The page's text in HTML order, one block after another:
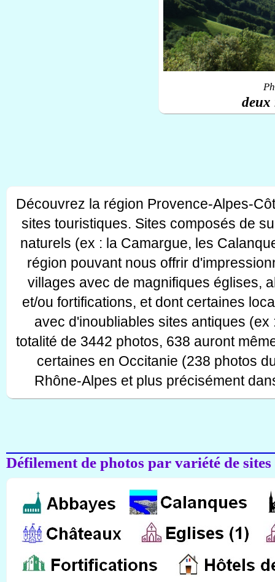
deux
Découvrez la région Provence-Alpes-
sites touristiques. Sites composés de
naturels (ex : la Camargue, les
région pouvant nous offrir
villages avec de magnifiques églises,
et/ou fortifications, et dont certaines
avec d'inoubliables sites antiques
totalité de 3442 photos, 638 auront
certaines en Occitanie (238 photos
Rhône-Alpes et plus précisément
Défilement de photos par variété de